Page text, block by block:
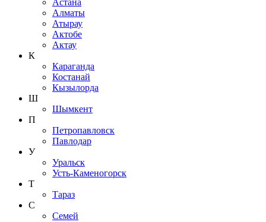
Астана
Алматы
Атырау
Актобе
Актау
К
Караганда
Костанай
Кызылорда
Ш
Шымкент
П
Петропавловск
Павлодар
У
Уральск
Усть-Каменогорск
Т
Тараз
С
Семей